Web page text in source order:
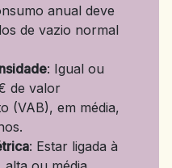
anual deve
de vazio normal
: Igual ou
de valor
(VAB), em média,
: Estar ligada à